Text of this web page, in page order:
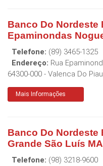
Banco Do Nordeste
Epaminondas
Telefone: (89) 3465-1325
Endereço: Rua
64300-000 - Valenca Do
Mais Informações
Banco Do Nordeste
Grande São Luís MA
Telefone: (98) 3218-9600